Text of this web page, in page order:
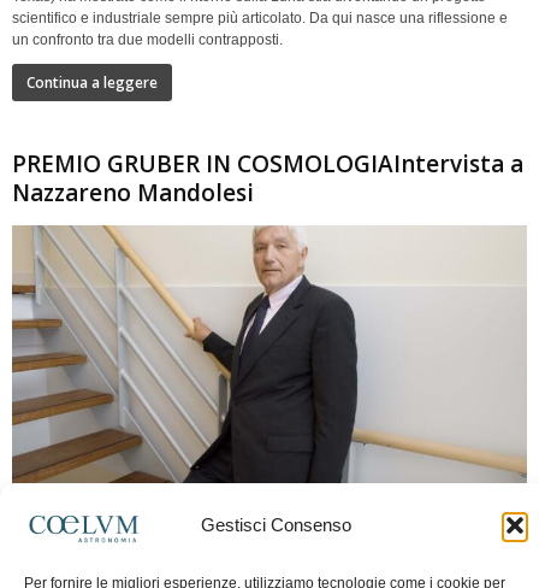
Gestisci Consenso
Per fornire le migliori esperienze, utilizziamo tecnologie come i cookie per
scientifico e industriale sempre più articolato. Da qui nasce una riflessione e
un confronto tra due modelli contrapposti.
Continua a leggere
PREMIO GRUBER IN COSMOLOGIAIntervista a
Nazzareno Mandolesi
Frida Paolella - 16 Giugno 2026 0
spaziale europea e della missione Planck. Il dialogo ripercorre i principali